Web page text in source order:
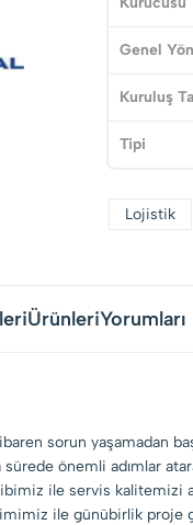
Genel
Kuruluş
Tipi
Lojistik
ÜrünleriYorumları
sorun yaşamadan
önemli adımlar
ile servis kalitemizi
ile günübirlik proje